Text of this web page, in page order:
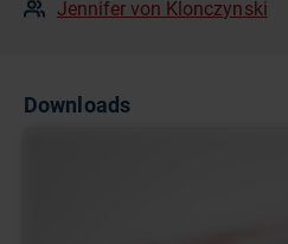
Jennifer von Klonczynski
Downloads